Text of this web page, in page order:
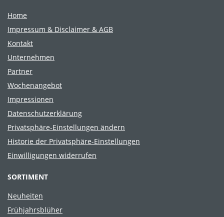
Home
Impressum & Disclaimer & AGB
Kontakt
Unternehmen
Partner
Wochenangebot
Impressionen
Datenschutzerklärung
Privatsphäre-Einstellungen ändern
Historie der Privatsphäre-Einstellungen
Einwilligungen widerrufen
SORTIMENT
Neuheiten
Frühjahrsblüher